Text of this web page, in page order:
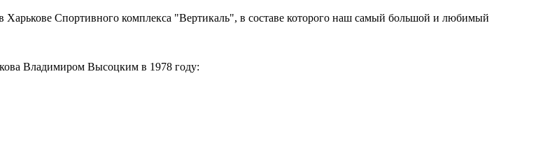
Харькове Спортивного комплекса "Вертикаль", в составе которого наш самый большой и любимый
Владимиром Высоцким в 1978 году: